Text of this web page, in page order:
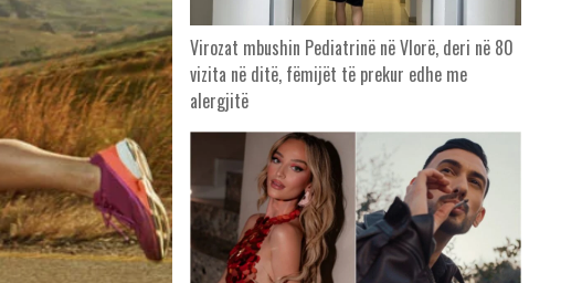
Virozat mbushin Pediatrinë në Vlorë, deri në 80
vizita në ditë, fëmijët të prekur edhe me
alergjitë